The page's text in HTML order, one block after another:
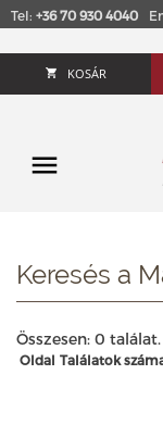
Tel: +36 70 930 4040
KOSÁR
Keresés a
Összesen: 0 találat.
Oldal Találatok